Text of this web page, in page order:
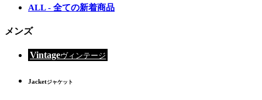
ALL - 全ての新着商品
メンズ
Vintageヴィンテージ
Jacketジャケット